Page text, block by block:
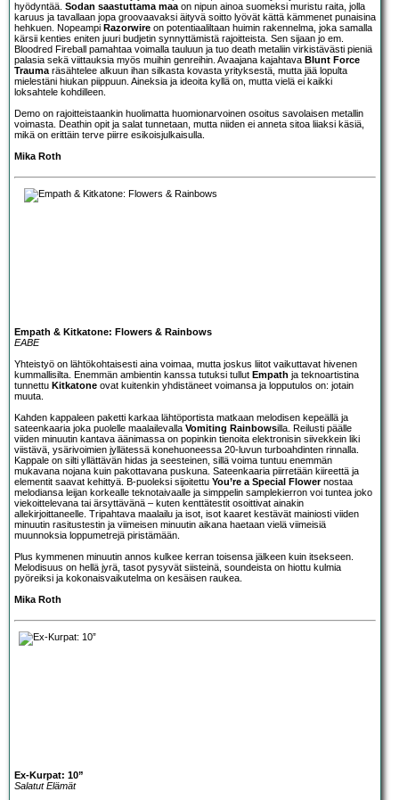
hyödyntää. Sodan saastuttama maa on nipun ainoa suomeksi muristu raita, jolla
karuus ja tavallaan jopa groovaavaksi äityvä soitto lyövät kättä kämmenet punaisina
hehkuen. Nopeampi Razorwire on potentiaaliltaan huimin rakennelma, joka samalla
kärsii kenties eniten juuri budjetin synnyttämistä rajoitteista. Sen sijaan jo em.
Bloodred Fireball pamahtaa voimalla tauluun ja tuo death metaliin virkistävästi pieniä
palasia sekä viittauksia myös muihin genreihin. Avaajana kajahtava Blunt Force
Trauma räsähtelee alkuun ihan silkasta kovasta yrityksestä, mutta jää lopulta
mielestäni hiukan piippuun. Aineksia ja ideoita kyllä on, mutta vielä ei kaikki
loksahtele kohdilleen.
Demo on rajoitteistaankin huolimatta huomionarvoinen osoitus savolaisen metallin
voimasta. Deathin opit ja salat tunnetaan, mutta niiden ei anneta sitoa liiaksi käsiä,
mikä on erittäin terve piirre esikoisjulkaisulla.
Mika Roth
Empath & Kitkatone: Flowers & Rainbows
EABE
Yhteistyö on lähtökohtaisesti aina voimaa, mutta joskus liitot vaikuttavat hivenen
kummallisilta. Enemmän ambientin kanssa tutuksi tullut Empath ja teknoartistina
tunnettu Kitkatone ovat kuitenkin yhdistäneet voimansa ja lopputulos on: jotain
muuta.
Kahden kappaleen paketti karkaa lähtöportista matkaan melodisen kepeällä ja
sateenkaaria joka puolelle maalailevalla Vomiting Rainbowsilla. Reilusti päälle
viiden minuutin kantava äänimassa on popinkin tienoita elektronisin siivekkein liki
viistävä, ysärivoimien jyllätessä konehuoneessa 20-luvun turboahdinten rinnalla.
Kappale on silti yllättävän hidas ja seesteinen, sillä voima tuntuu enemmän
mukavana nojana kuin pakottavana puskuna. Sateenkaaria piirretään kiireettä ja
elementit saavat kehittyä. B-puoleksi sijoitettu You’re a Special Flowernostaa
melodiansa leijan korkealle teknotaivaalle ja simppelin samplekierron voi tuntea joko
viekoittelevana tai ärsyttävänä – kuten kenttätestit osoittivat ainakin
allekirjoittaneelle. Tripahtava maalailu ja isot, isot kaaret kestävät mainiosti viiden
minuutin rasitustestin ja viimeisen minuutin aikana haetaan vielä viimeisiä
muunnoksia loppumetrejä piristämään.
Plus kymmenen minuutin annos kulkee kerran toisensa jälkeen kuin itsekseen.
Melodisuus on hellä jyrä, tasot pysyvät siisteinä, soundeista on hiottu kulmia
pyöreiksi ja kokonaisvaikutelma on kesäisen raukea.
Mika Roth
Ex-Kurpat: 10”
Salatut Elämät